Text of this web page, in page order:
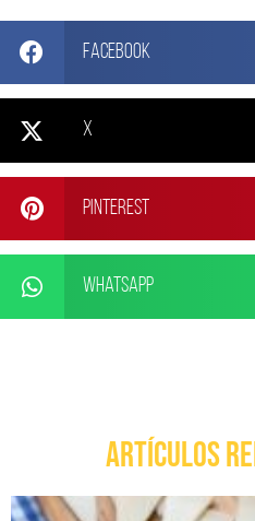
Facebook
X
Pinterest
WhatsApp
ARTÍCULOS